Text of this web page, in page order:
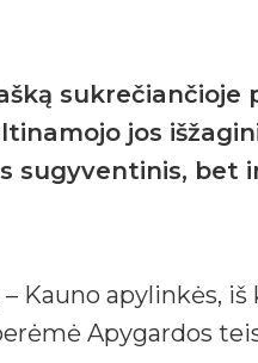
jos
sugyventinis, bet
Kauno apylinkės,
Apygardos